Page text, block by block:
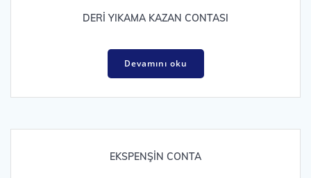
DERİ YIKAMA KAZAN CONTASI
Devamını oku
EKSPENŞİN CONTA